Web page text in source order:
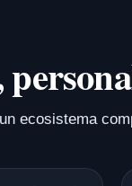
ecosistema